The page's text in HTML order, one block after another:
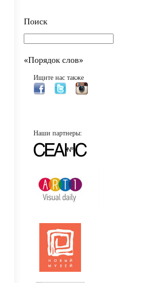
Поиск
«Порядок слов»
Ищите нас также
Наши партнеры: